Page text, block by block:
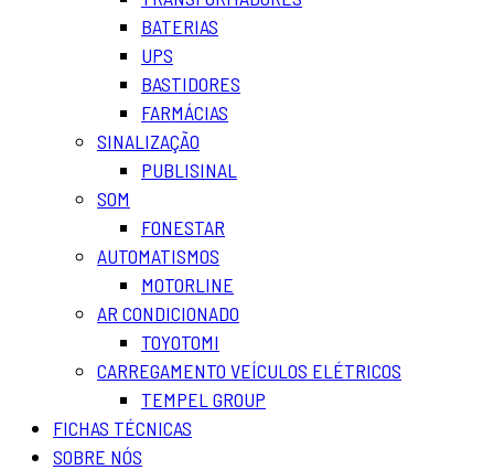
BATERIAS
UPS
BASTIDORES
FARMÁCIAS
SINALIZAÇÃO
PUBLISINAL
SOM
FONESTAR
AUTOMATISMOS
MOTORLINE
AR CONDICIONADO
TOYOTOMI
CARREGAMENTO VEÍCULOS ELÉTRICOS
TEMPEL GROUP
FICHAS TÉCNICAS
SOBRE NÓS